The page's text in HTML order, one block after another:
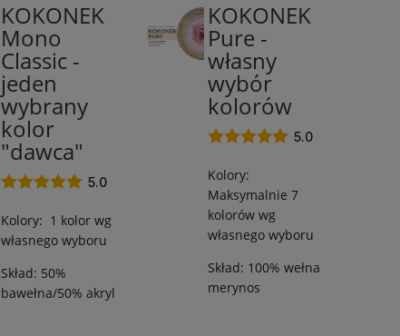
KOKONEK
Mono
Classic -
jeden
wybrany
kolor
"dawca"
bawełna/50%
5.0
Kolory: 1 kolor wg
własnego wyboru
Skład: 50%
bawełna/50% akryl
KOKONEK
Pure -
własny
wybór
kolorów
5.0
Kolory:
Maksymalnie 7
kolorów wg
własnego wyboru
Skład: 100% wełna
merynos